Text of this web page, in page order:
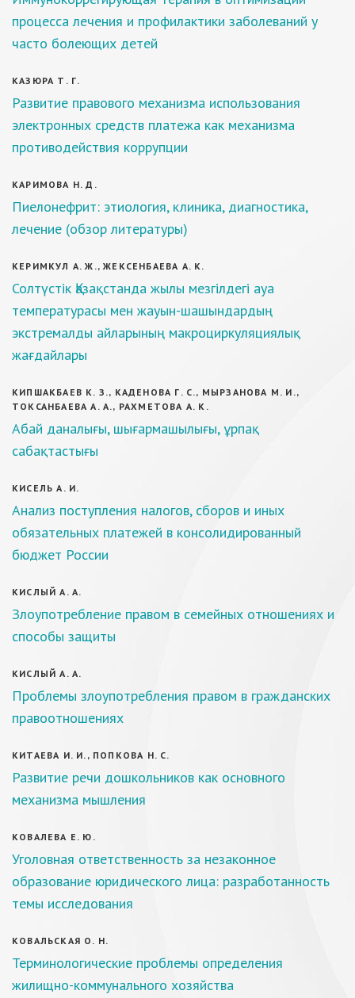
процесса лечения и профилактики заболеваний у
часто болеющих детей
КАЗЮРА Т. Г.
Развитие правового механизма использования
электронных средств платежа как механизма
противодействия коррупции
КАРИМОВА Н. Д.
Пиелонефрит: этиология, клиника, диагностика,
лечение (обзор литературы)
КЕРИМКУЛ А. Ж., ЖЕКСЕНБАЕВА А. К.
Солтүстік Қазақстанда жылы мезгілдегі ауа
температурасы мен жауын-шашындардың
экстремалды айларының макроциркуляциялық
жағдайлары
КИПШАКБАЕВ К. З., КАДЕНОВА Г. С., МЫРЗАНОВА М. И.,
ТОКСАНБАЕВА А. А., РАХМЕТОВА А. К.
Абай даналығы, шығармашылығы, ұрпақ
сабақтастығы
КИСЕЛЬ А. И.
Анализ поступления налогов, сборов и иных
обязательных платежей в консолидированный
бюджет России
КИСЛЫЙ А. А.
Злоупотребление правом в семейных отношениях и
способы защиты
КИСЛЫЙ А. А.
Проблемы злоупотребления правом в гражданских
правоотношениях
КИТАЕВА И. И., ПОПКОВА Н. С.
Развитие речи дошкольников как основного
механизма мышления
КОВАЛЕВА Е. Ю.
Уголовная ответственность за незаконное
образование юридического лица: разработанность
темы исследования
КОВАЛЬСКАЯ О. Н.
Терминологические проблемы определения
жилищно-коммунального хозяйства